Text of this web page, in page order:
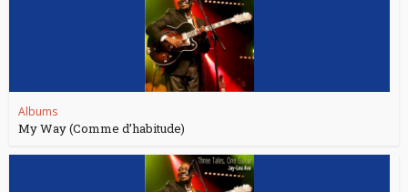
Albums
My Way (Comme d’habitude)